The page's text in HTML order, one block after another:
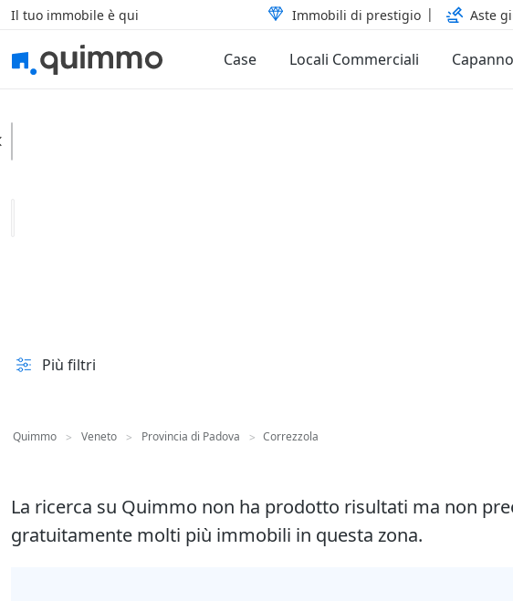
Il tuo immobile è qui Immobili di prestigio Aste
Case Locali Commerciali
Più filtri
Quimmo > Veneto > Provincia di Padova > Correzzola
La ricerca su Quimmo non ha prodotto risultati ma non
gratuitamente molti più immobili in questa zona.